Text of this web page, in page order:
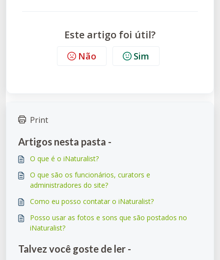
Este artigo foi útil?
Não Sim
Print
Artigos nesta pasta -
O que é o iNaturalist?
O que são os funcionários, curators e
administradores do site?
Como eu posso contatar o iNaturalist?
Posso usar as fotos e sons que são postados no
iNaturalist?
Talvez você goste de ler -